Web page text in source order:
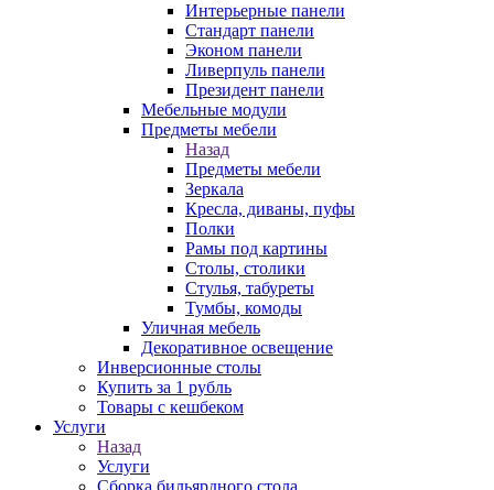
Интерьерные панели
Стандарт панели
Эконом панели
Ливерпуль панели
Президент панели
Мебельные модули
Предметы мебели
Назад
Предметы мебели
Зеркала
Кресла, диваны, пуфы
Полки
Рамы под картины
Столы, столики
Стулья, табуреты
Тумбы, комоды
Уличная мебель
Декоративное освещение
Инверсионные столы
Купить за 1 рубль
Товары с кешбеком
Услуги
Назад
Услуги
Сборка бильярдного стола